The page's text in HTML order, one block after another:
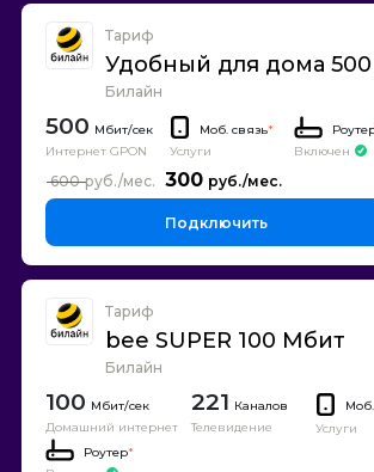
Тариф
Удобный для дома
Билайн
500
Интернет GPON
Моб. связь*
Услуги
Включен
300
600
Подключить
Тариф
bee SUPER 100 Мбит
Билайн
100
Домашний интернет
221 Каналов
Телевидение
Услуги
Роутер*